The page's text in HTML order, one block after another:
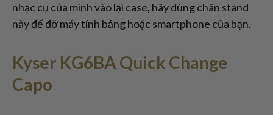
nhạc cụ của mình vào lại case, hãy dùng chân stand
này để đỡ máy tính bảng hoặc smartphone của bạn.
Kyser KG6BA Quick Change
Capo